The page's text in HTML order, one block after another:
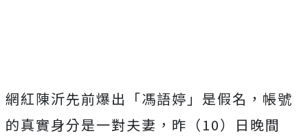
網紅陳沂先前爆出「馮語婷」是假名，帳號
的真實身分是一對夫妻，昨（10）日晚間